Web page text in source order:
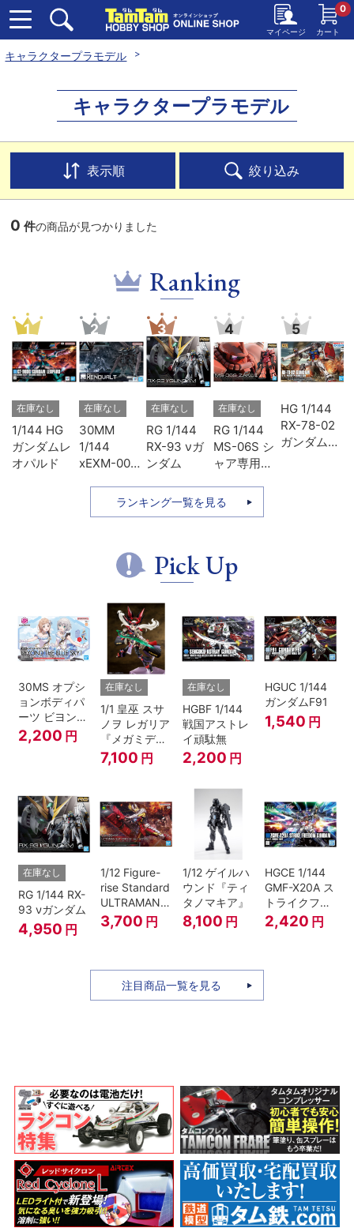
マイページ カート
0
キャラクタープラモデル
キャラクタープラモデル
表示順 絞り込み
0 件の商品が見つかりました
Ranking
1
在庫なし
1/144 HG
ガンダムレ
オパルド
2
在庫なし
30MM
1/144
xEXM-000
3
在庫なし
RG 1/144
RX-93 νガ
ンダム
4
在庫なし
RG 1/144
MS-06S シ
ャア専用ザ
5
HG 1/144
RX-78-02
ガンダム
ランキング一覧を見る
Pick Up
30MS オプシ
ョンボディパ
ーツ ビヨンド
ザブルースカ
イ1[カラーA]
2,200 円
在庫なし
1/1 皇巫 スサ
ノヲ レガリア
『メガミデバ
イス』
7,100 円
在庫なし
HGBF 1/144
戦国アストレ
イ頑駄無
2,200 円
HGUC 1/144
ガンダムF91
1,540 円
在庫なし
RG 1/144 RX-
93 νガンダム
4,950 円
1/12 Figure-
rise Standard
ULTRAMAN
SUIT ZERO
〈SC仕様〉
3,700 円
1/12 ゲイルハ
ウンド『ティ
タノマキア』
8,100 円
HGCE 1/144
GMF-X20A ス
トライクフリ
ーダムガンダ
ム
2,420 円
注目商品一覧を見る